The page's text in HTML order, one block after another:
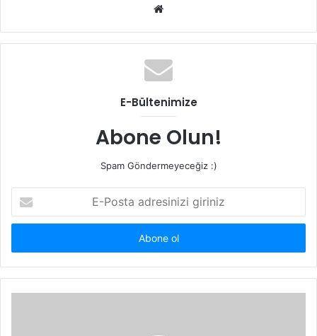
Web
E-Bültenimize
Abone Olun!
Spam Göndermeyeceğiz :)
Posta
adresinizi